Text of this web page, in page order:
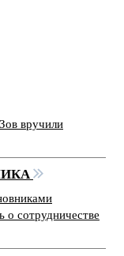
вручили
о сотрудничестве